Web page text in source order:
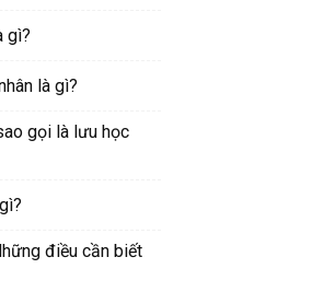
gì?
là gì?
gọi là lưu học
điều cần biết